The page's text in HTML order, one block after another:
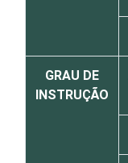
GRAU DE
INSTRUÇÃO